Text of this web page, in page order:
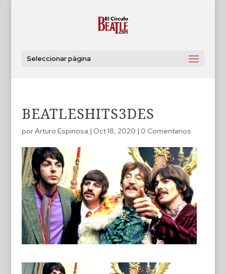
Seleccionar página
BEATLESHITS3DES
porArturo Espinosa | Oct 18, 2020 | 0 Comentarios